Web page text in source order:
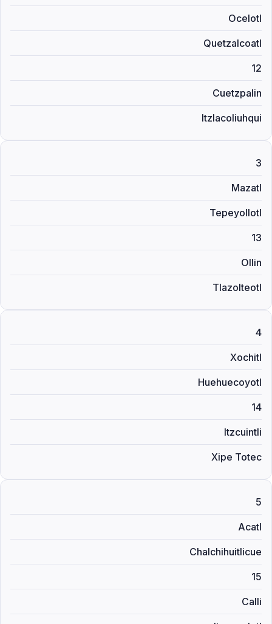
Ocelotl
Quetzalcoatl
12
Cuetzpalin
Itzlacoliuhqui
3
Mazatl
Tepeyollotl
13
Ollin
Tlazolteotl
4
Xochitl
Huehuecoyotl
14
Itzcuintli
Xipe Totec
5
Acatl
Chalchihuitlicue
15
Calli